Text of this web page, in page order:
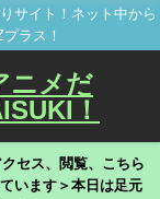
サイト！ネット中から
ラス！
ニメだ
！
セス、閲覧、こちら
います＞本日は足元